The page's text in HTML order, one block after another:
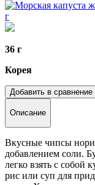
36 г
Корея
Добавить в сравнение
Описание
Вкусные чипсы
добавлением соли.
легко взять с
рис или суп для